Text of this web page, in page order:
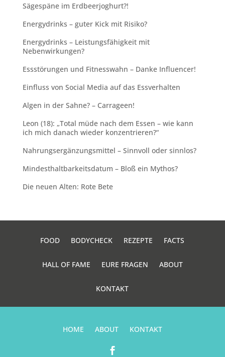
Sägespäne im Erdbeerjoghurt?!
Energydrinks – guter Kick mit Risiko?
Energydrinks – Leistungsfähigkeit mit
Nebenwirkungen?
Essstörungen und Fitnesswahn – Danke Influencer!
Einfluss von Social Media auf das Essverhalten
Algen in der Sahne? – Carrageen!
Leon (18): „Total müde nach dem Essen – wie kann
ich mich danach wieder konzentrieren?“
Nahrungsergänzungsmittel – Sinnvoll oder sinnlos?
Mindesthaltbarkeitsdatum – Bloß ein Mythos?
Die neuen Alten: Rote Bete
FOOD BODYCHECK REZEPTE FACTS
HALL OF FAME EURE FRAGEN ABOUT
KONTAKT
HOME ABOUT KONTAKT
